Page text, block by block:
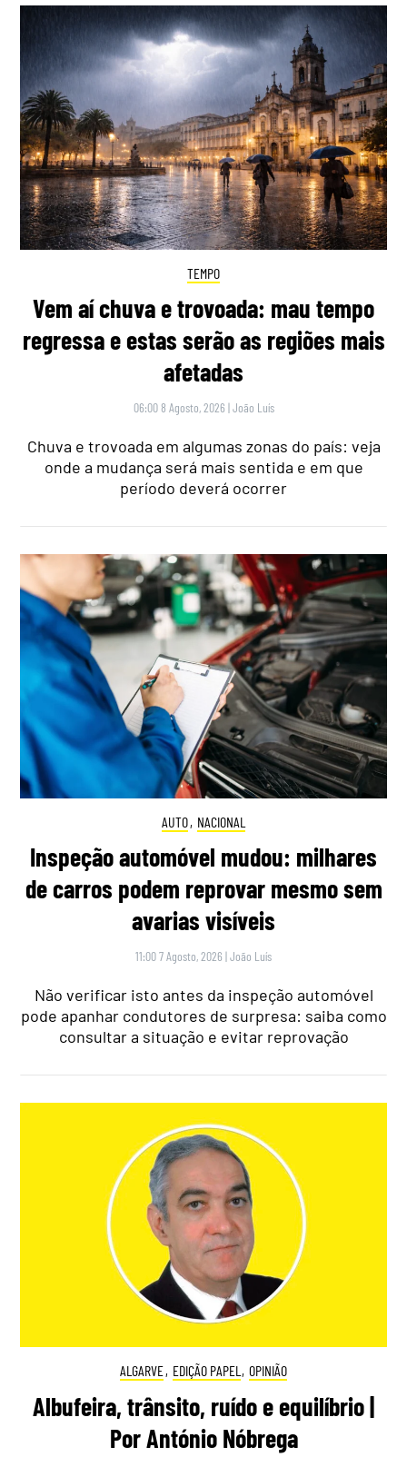
TEMPO
Vem aí chuva e trovoada: mau tempo
regressa e estas serão as regiões mais
afetadas
06:00 8 Agosto, 2026 |João Luís
Chuva e trovoada em algumas zonas do país: veja
onde a mudança será mais sentida e em que
período deverá ocorrer
AUTO, NACIONAL
Inspeção automóvel mudou: milhares
de carros podem reprovar mesmo sem
avarias visíveis
11:00 7 Agosto, 2026 |João Luís
Não verificar isto antes da inspeção automóvel
pode apanhar condutores de surpresa: saiba como
consultar a situação e evitar reprovação
ALGARVE, EDIÇÃO PAPEL , OPINIÃO
Albufeira, trânsito, ruído e equilíbrio |
Por António Nóbrega